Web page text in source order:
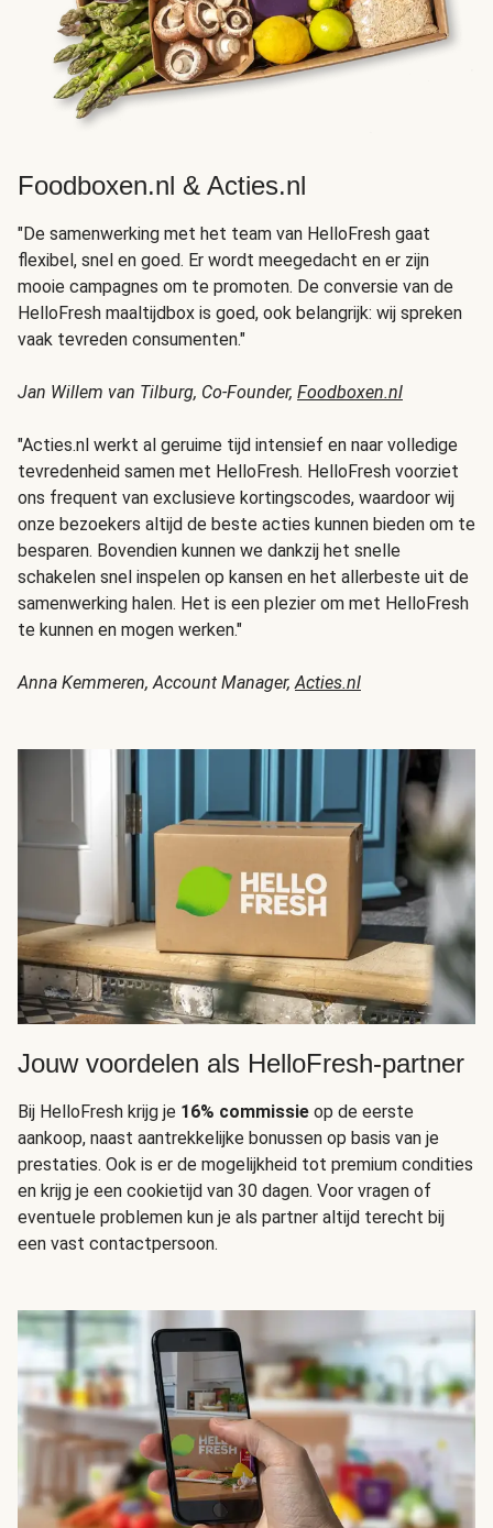
Foodboxen.nl & Acties.nl
"De samenwerking met het team van HelloFresh gaat
flexibel, snel en goed. Er wordt meegedacht en er zijn
mooie campagnes om te promoten. De conversie van de
HelloFresh maaltijdbox is goed, ook belangrijk: wij spreken
vaak tevreden consumenten."
Jan Willem van Tilburg, Co-Founder, Foodboxen.nl
"Acties.nl werkt al geruime tijd intensief en naar volledige
tevredenheid samen met HelloFresh. HelloFresh voorziet
ons frequent van exclusieve kortingscodes, waardoor wij
onze bezoekers altijd de beste acties kunnen bieden om te
besparen. Bovendien kunnen we dankzij het snelle
schakelen snel inspelen op kansen en het allerbeste uit de
samenwerking halen. Het is een plezier om met HelloFresh
te kunnen en mogen werken."
Anna Kemmeren, Account Manager,Acties.nl
Jouw voordelen als HelloFresh-partner
Bij HelloFresh krijg je 16% commissie op de eerste
aankoop, naast aantrekkelijke bonussen op basis van je
prestaties. Ook is er de mogelijkheid tot premium condities
en krijg je een cookietijd van 30 dagen. Voor vragen of
eventuele problemen kun je als partner altijd terecht bij
een vast contactpersoon.